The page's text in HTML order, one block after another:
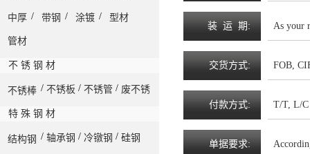
中厚 / 带钢 / 涂镀 / 型材
管材
不 锈 钢 材
不锈棒 / 不锈板 / 不锈管 / 废不锈
特 殊 钢 材
结构钢 / 轴承钢 / 冷镦钢 / 硅钢
装 运 期 : As your
交货方式: FOB,
付款方式: T/T, L/C
单据要求: